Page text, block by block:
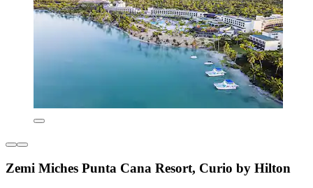
Zemi Miches Punta Cana Resort, Curio by Hilton